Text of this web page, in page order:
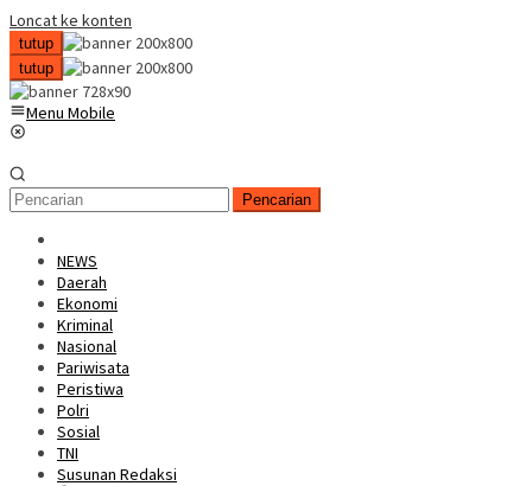
Loncat ke konten
tutup
tutup
Menu Mobile
Pencarian
NEWS
Daerah
Ekonomi
Kriminal
Nasional
Pariwisata
Peristiwa
Polri
Sosial
TNI
Susunan Redaksi